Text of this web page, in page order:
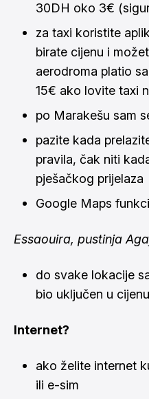
30DH oko 3€
za taxi koristite
birate cijenu i
aerodroma platio
15€ ako lovite taxi
po Marakešu sam
pazite kada
pravila, čak niti
pješačkog prijelaza
Google Maps
Essaouira, pustinja
do svake lokacije
bio uključen u
Internet?
ako želite internet
ili e-sim